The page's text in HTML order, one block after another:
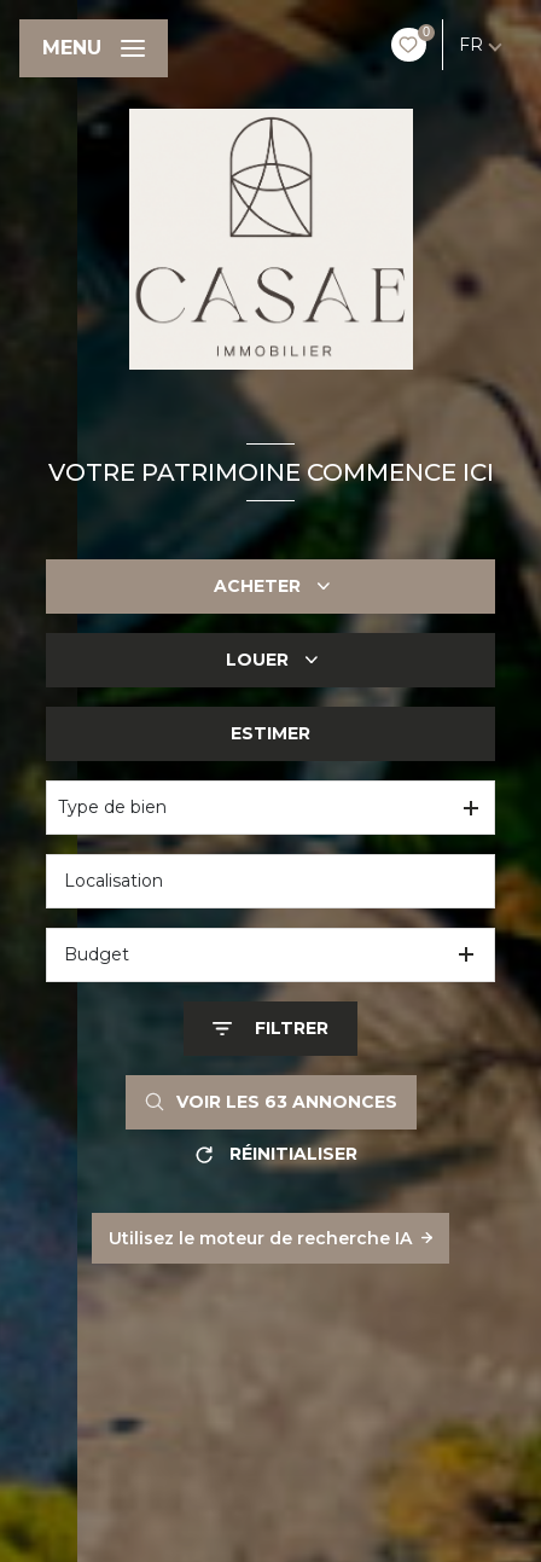
0
FR
MENU
VOTRE PATRIMOINE COMMENCE ICI
ACHETER
DU NEUF
LOUER
DE L'HABITATIONESTIMER
Type de bien
Budget
FILTRER
VOIR LES 63 ANNONCES
RÉINITIALISER
Utilisez le moteur de recherche IA